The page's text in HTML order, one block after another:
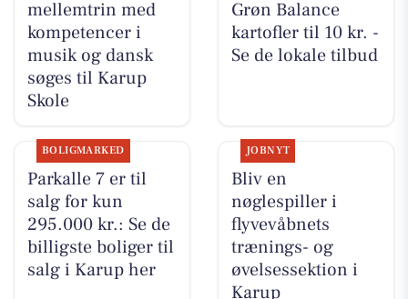
mellemtrin med
kompetencer i
musik og dansk
søges til Karup
Skole
Grøn Balance
kartofler til 10 kr. -
Se de lokale tilbud
BOLIGMARKED
Parkalle 7 er til
salg for kun
295.000 kr.: Se de
billigste boliger til
salg i Karup her
JOBNYT
Bliv en
nøglespiller i
flyvevåbnets
trænings- og
øvelsessektion i
Karup